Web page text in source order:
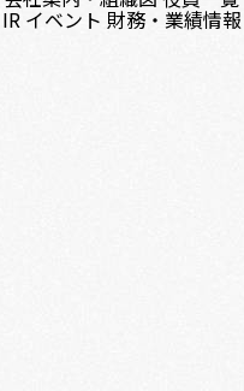
IR イベント 財務・業績情報